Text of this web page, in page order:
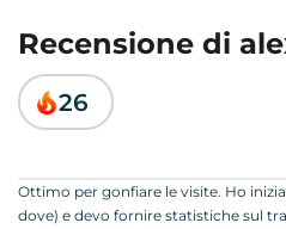
Recensione di
26
Ottimo per gonfiare le visite. Ho
dove) e devo fornire statistiche sul